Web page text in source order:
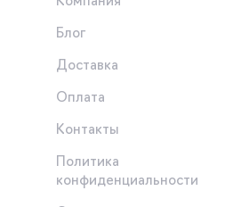
Блог
Доставка
Оплата
Контакты
Политика
конфиденциальности